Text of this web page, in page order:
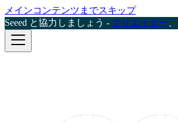
メインコンテンツまでスキップ
Seeed と協力しましょう - クリエイター